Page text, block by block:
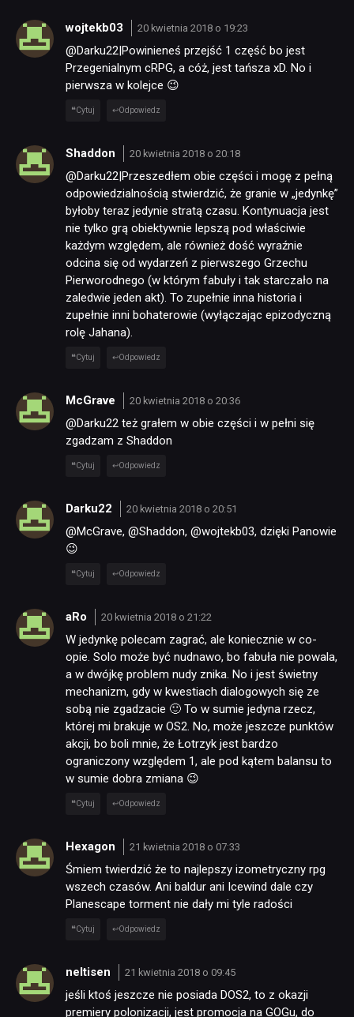
wojtekb03 20 kwietnia 2018 o 19:23
@Darku22|Powinieneś przejść 1 część bo jest
Przegenialnym cRPG, a cóż, jest tańsza xD. No i
pierwsza w kolejce 😉
Cytuj Odpowiedz
Shaddon 20 kwietnia 2018 o 20:18
@Darku22|Przeszedłem obie części i mogę z pełną
odpowiedzialnością stwierdzić, że granie w „jedynkę”
byłoby teraz jedynie stratą czasu. Kontynuacja jest
nie tylko grą obiektywnie lepszą pod właściwie
każdym względem, ale również dość wyraźnie
odcina się od wydarzeń z pierwszego Grzechu
Pierworodnego (w którym fabuły i tak starczało na
zaledwie jeden akt). To zupełnie inna historia i
zupełnie inni bohaterowie (wyłączając epizodyczną
rolę Jahana).
Cytuj Odpowiedz
McGrave 20 kwietnia 2018 o 20:36
@Darku22 też grałem w obie części i w pełni się
zgadzam z Shaddon
Cytuj Odpowiedz
Darku22 20 kwietnia 2018 o 20:51
@McGrave, @Shaddon, @wojtekb03, dzięki Panowie
😉
Cytuj Odpowiedz
aRo 20 kwietnia 2018 o 21:22
W jedynkę polecam zagrać, ale koniecznie w co-
opie. Solo może być nudnawo, bo fabuła nie powala,
a w dwójkę problem nudy znika. No i jest świetny
mechanizm, gdy w kwestiach dialogowych się ze
sobą nie zgadzacie 🙂 To w sumie jedyna rzecz,
której mi brakuje w OS2. No, może jeszcze punktów
akcji, bo boli mnie, że Łotrzyk jest bardzo
ograniczony względem 1, ale pod kątem balansu to
w sumie dobra zmiana 😉
Cytuj Odpowiedz
Hexagon 21 kwietnia 2018 o 07:33
Śmiem twierdzić że to najlepszy izometryczny rpg
wszech czasów. Ani baldur ani Icewind dale czy
Planescape torment nie dały mi tyle radości
Cytuj Odpowiedz
neltisen 21 kwietnia 2018 o 09:45
jeśli ktoś jeszcze nie posiada DOS2, to z okazji
premiery polonizacji, jest promocja na GOGu, do